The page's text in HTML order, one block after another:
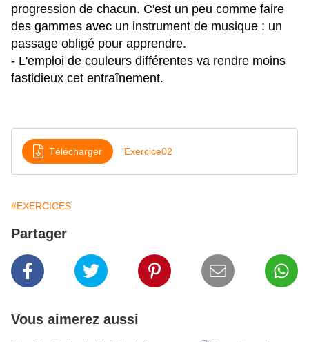
progression de chacun. C'est un peu comme faire
des gammes avec un instrument de musique : un
passage obligé pour apprendre.
- L'emploi de couleurs différentes va rendre moins
fastidieux cet entraînement.
Télécharger Exercice02
#EXERCICES
Partager
Vous aimerez aussi